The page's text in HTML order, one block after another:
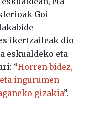
Goi
ikertzaileak dio
eskualdeko eta
“Horren bidez,
ingurumen
gizakia”.